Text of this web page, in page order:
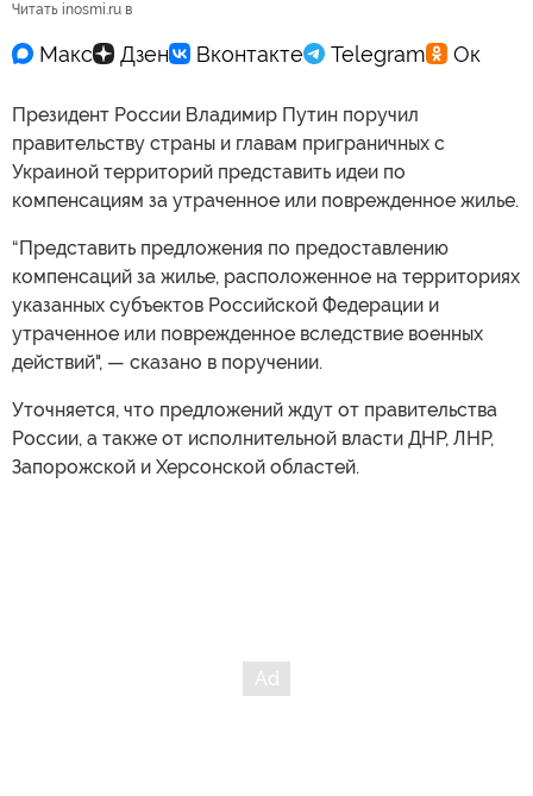
Читать inosmi.ru в
Президент России Владимир Путин поручил
правительству страны и главам приграничных с
Украиной территорий представить идеи по
компенсациям за утраченное или поврежденное жилье.
“Представить предложения по предоставлению
компенсаций за жилье, расположенное на территориях
указанных субъектов Российской Федерации и
утраченное или поврежденное вследствие военных
действий", — сказано в поручении.
Уточняется, что предложений ждут от правительства
России, а также от исполнительной власти ДНР, ЛНР,
Запорожской и Херсонской областей.